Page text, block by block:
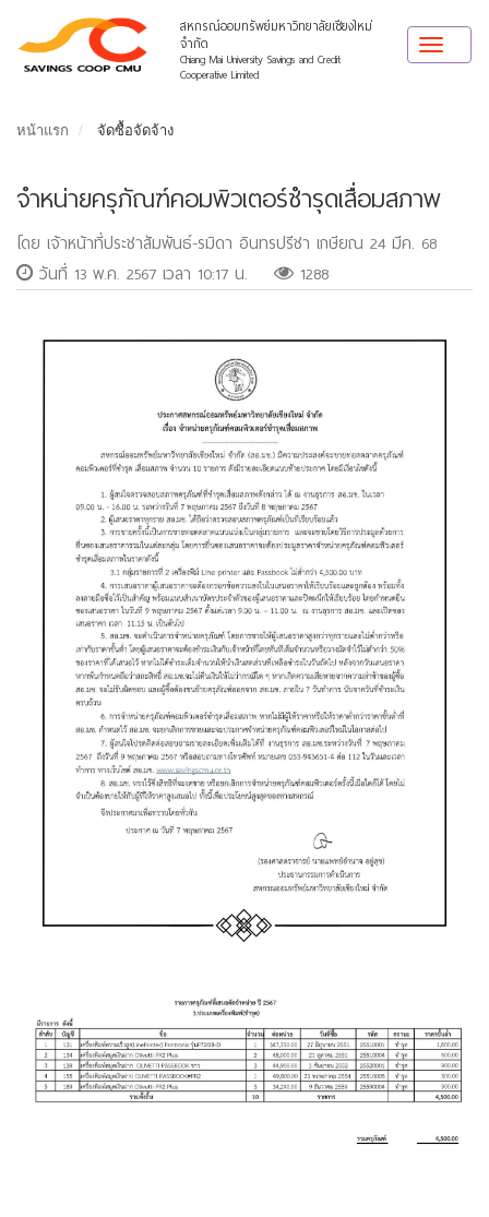
สหกรณ์ออมทรัพย์มหาวิทยาลัยเชียงใหม่
จำกัด
Chiang Mai University Savings and Credit
Cooperative Limited
Toggle
หน้าแรก จัดซื้อจัดจ้าง
จำหน่ายครุภัณฑ์คอมพิวเตอร์ชำรุดเสื่อมสภาพ
โดย เจ้าหน้าที่ประชาสัมพันธ์-รมิดา อินทรปรีชา เกษียณ 24 มีค. 68
วันที่ 13 พ.ค. 2567 เวลา 10:17 น.
1288